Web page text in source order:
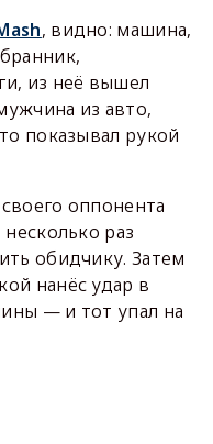
, видно: машина,
из неё вышел
из авто,
показывал рукой
оппонента
раз
обидчику. Затем
нанёс удар в
— и тот упал на